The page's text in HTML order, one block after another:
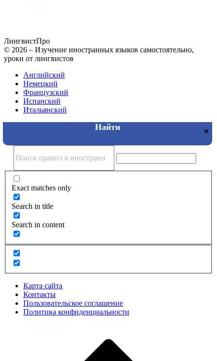
ЛингвистПро
© 2026 – Изучение иностранных языков самостоятельно,
уроки от лингвистов
Английский
Немецкий
Французский
Испанский
Итальянский
Exact matches only
Search in title
Search in content
Карта сайта
Контакты
Пользовательское соглашение
Политика конфиденциальности